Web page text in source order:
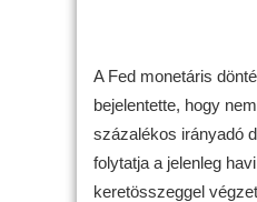
A Fed monetáris
bejelentette, hogy
százalékos irányadó
folytatja a jelenleg
keretösszeggel